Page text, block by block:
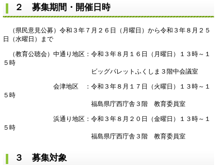
２ 募集期間・開催日時
（県民意見公募）令和３年７月２６日（月曜日）から令和３年８月２５
日（水曜日）まで
（教育公聴会）中通り地区：令和３年８月１６日（月曜日）１３時～１
５時
ビッグパレットふくしま３階中会議室
会津地区 ：令和３年８月１７日（火曜日）１３時～１
５時
福島県庁西庁舎３階 教育委員室
浜通り地区：令和３年８月２０日（金曜日）１３時～１
５時
福島県庁西庁舎３階 教育委員室
３ 募集対象